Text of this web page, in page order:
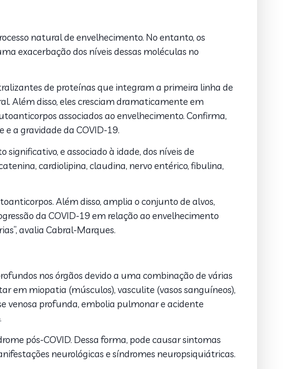
natural de envelhecimento. No entanto, os
exacerbação dos níveis dessas moléculas no
de proteínas que integram a primeira linha de
Além disso, eles cresciam dramaticamente em
associados ao envelhecimento. Confirma,
a gravidade da COVID-19.
e associado à idade, dos níveis de
cardiolipina, claudina, nervo entérico, fibulina,
Além disso, amplia o conjunto de alvos,
da COVID-19 em relação ao envelhecimento
avalia Cabral-Marques.
nos órgãos devido a uma combinação de várias
em miopatia (músculos), vasculite (vasos sanguíneos),
venosa profunda, embolia pulmonar e acidente
pós-COVID. Dessa forma, pode causar sintomas
neurológicas e síndromes neuropsiquiátricas.